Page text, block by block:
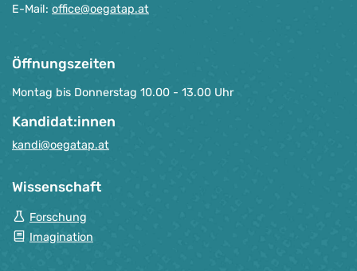
E-Mail: office@oegatap.at
Öffnungszeiten
Montag bis Donnerstag 10.00 - 13.00 Uhr
Kandidat:innen
kandi@oegatap.at
Wissenschaft
Forschung
Imagination